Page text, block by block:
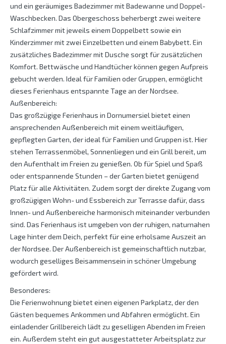
und ein geräumiges Badezimmer mit Badewanne und Doppel-
Waschbecken. Das Obergeschoss beherbergt zwei weitere
Schlafzimmer mit jeweils einem Doppelbett sowie ein
Kinderzimmer mit zwei Einzelbetten und einem Babybett. Ein
zusätzliches Badezimmer mit Dusche sorgt für zusätzlichen
Komfort. Bettwäsche und Handtücher können gegen Aufpreis
gebucht werden. Ideal für Familien oder Gruppen, ermöglicht
dieses Ferienhaus entspannte Tage an der Nordsee.
Außenbereich:
Das großzügige Ferienhaus in Dornumersiel bietet einen
ansprechenden Außenbereich mit einem weitläufigen,
gepflegten Garten, der ideal für Familien und Gruppen ist. Hier
stehen Terrassenmöbel, Sonnenliegen und ein Grill bereit, um
den Aufenthalt im Freien zu genießen. Ob für Spiel und Spaß
oder entspannende Stunden – der Garten bietet genügend
Platz für alle Aktivitäten. Zudem sorgt der direkte Zugang vom
großzügigen Wohn- und Essbereich zur Terrasse dafür, dass
Innen- und Außenbereiche harmonisch miteinander verbunden
sind. Das Ferienhaus ist umgeben von der ruhigen, naturnahen
Lage hinter dem Deich, perfekt für eine erholsame Auszeit an
der Nordsee. Der Außenbereich ist gemeinschaftlich nutzbar,
wodurch geselliges Beisammensein in schöner Umgebung
gefördert wird.
Besonderes:
Die Ferienwohnung bietet einen eigenen Parkplatz, der den
Gästen bequemes Ankommen und Abfahren ermöglicht. Ein
einladender Grillbereich lädt zu geselligen Abenden im Freien
ein. Außerdem steht ein gut ausgestatteter Arbeitsplatz zur